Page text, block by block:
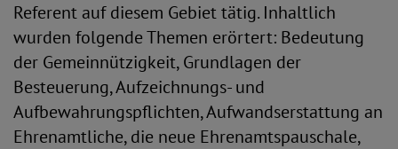
Referent auf diesem Gebiet tätig. Inhaltlich
wurden folgende Themen erörtert: Bedeutung
der Gemeinnützigkeit, Grundlagen der
Besteuerung, Aufzeichnungs- und
Aufbewahrungspflichten, Aufwandserstattung an
Ehrenamtliche, die neue Ehrenamtspauschale,